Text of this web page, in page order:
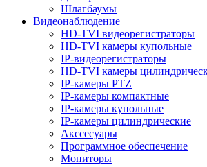
Шлагбаумы
Видеонаблюдение
HD-TVI видеорегистраторы
HD-TVI камеры купольные
IP-видеорегистраторы
HD-TVI камеры
IP-камеры PTZ
IP-камеры компактные
IP-камеры купольные
IP-камеры цилиндрические
Акссесуары
Программное обеспечение
Мониторы